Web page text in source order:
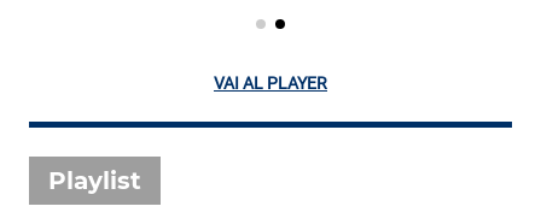
VAI AL PLAYER
Playlist